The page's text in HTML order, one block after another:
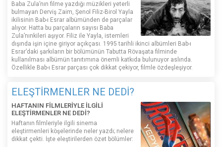
Baba Zula’nın filme yazdığı müzikleri yeterli
bulmayan Derviş Zaim, Şenol Filiz-Birol Yayla
ikilisinin Bab-ı Esrar albümünden de parçalar
alıyor. Hatta bu parçaların sayısı Baba
Zula’nınkileri aşıyor. Filiz ile Yayla, istemleri
dışında işin içine giriyor açıkçası. 1995 tarihli ikinci albümleri Bab-ı
Esrar’daki şarkıların bir bölümünün Tabutta Rövaşata filminde
kullanılması albümün tanıtımına önemli katkıda bulunuyor aslında.
Özellikle Bab-ı Esrar parçası çok dikkat çekiyor, filmle özdeşleşiyor.
ELEŞTİRMENLER NE DEDİ?
HAFTANIN FİLMLERİYLE İLGİLİ
ELEŞTİRMENLER NE DEDİ?
Haftanın filmleriyle ilgili sinema
eleştirmenleri köşelerinde neler yazdı; nelere
dikkat çekti. İşte eleştirilerden özet bölümler: